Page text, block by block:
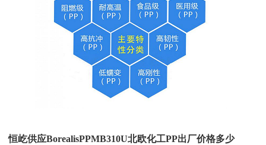
恒屹供应BorealisPPMB310U北欧化工PP出厂价格多少